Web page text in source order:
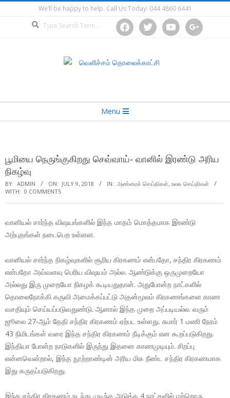
to
We’ll be happy to help. Call Us Today: 044 4860 6441
facebooktwitter youtube google
Menu
பூமியை நெருங்குகிறது செவ்வாய்- வானில் இரண்டு அரிய
நிகழ்வு
BY: ADMIN ON: JULY 9, 2018 IN: அண்மைச் செய்திகள், உலக செய்திகள்
WITH: 0 COMMENTS
வானியல் சார்ந்த விஷயங்களில் இந்த மாதம் மொத்தமாக இரண்டு
அற்புதங்கள் நடைபெற உள்ளன.
வானியல் சார்ந்த நிகழ்வுகளில் சூரிய கிரகணம் என்பதோ, சந்திர கிரகணம்
என்பதோ அவ்வளவு பெரிய விஷயம் அல்ல. ஆண்டுக்கு ஒருமுறையோ
அல்லது இரு முறையோ நிகழக் கூடியதுதான். அதுபோன்ற நாட்களில்
தொலைநோக்கி கருவி அமைக்கப்பட்டு அதன்மூலம் கிரகணங்களை காண
வசதியும் செய்யப்படுவதுண்டு. ஆனால் இந்த முறை அப்படியல்ல. வரும்
ஜூலை 27-ஆம் தேதி சந்திர கிரகணம் ஏற்பட உள்ளது. சுமார் 1 மணி நேரம்
43 நிமிடங்கள் வரை இந்த சந்திர கிரகணம் நீடிக்கும் என கூறப்படுகிறது.
இந்தியா போன்ற நாடுகளில் இருந்து இதனை காணமுடியும். சிறப்பு
என்னவென்றால், இந்த நூற்றாண்டின் அரிய மிக நீண்ட சந்திர கிரகணமாக
இது கருதப்படுகிறது.
இந்த சந்திர கிரகணம் நடந்து முடிந்த அடுத்த 4 நாட்களில் மற்றொரு